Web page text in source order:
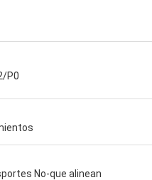
P0
No-que alinean